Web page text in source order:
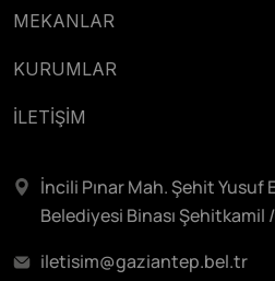
MEKANLAR
KURUMLAR
İLETİŞİM
İncili Pınar Mah. Şehit
Belediyesi Binası Şehitkamil
iletisim@gaziantep.bel.tr